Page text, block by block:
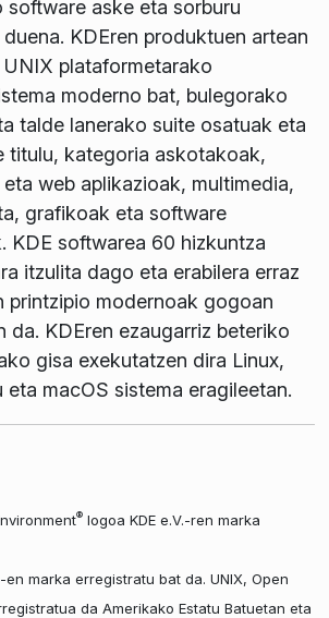
software aske eta sorburu
KDEren produktuen artean
plataformetarako
moderno bat, bulegorako
talde lanerako suite osatuak eta
titulu, kategoria askotakoak,
web aplikazioak, multimedia,
grafikoak eta software
KDE softwarea 60 hizkuntza
itzulita dago eta erabilera erraz
printzipio modernoak gogoan
da. KDEren ezaugarriz beteriko
gisa exekutatzen dira Linux,
macOS sistema eragileetan.
®logoa KDE e.V.-ren marka
marka erregistratu bat da. UNIX, Open
da Amerikako Estatu Batuetan eta